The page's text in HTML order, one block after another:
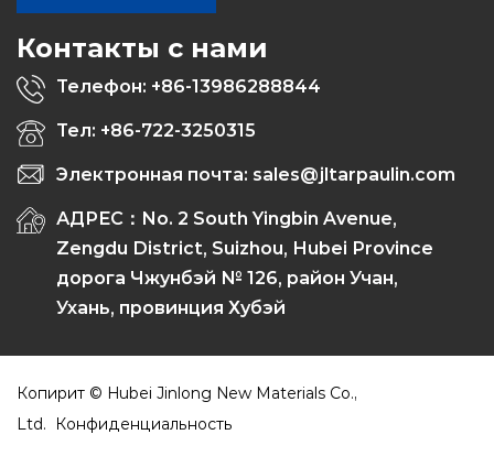
Контакты с нами
Телефон: +86-13986288844
Тел: +86-722-3250315
Электронная почта: sales@jltarpaulin.com
АДРЕС：No. 2 South Yingbin Avenue,
Zengdu District, Suizhou, Hubei Province
дорога Чжунбэй № 126, район Учан,
Ухань, провинция Хубэй
Копирит © Hubei Jinlong New Materials Co.,
Ltd.
Конфиденциальность